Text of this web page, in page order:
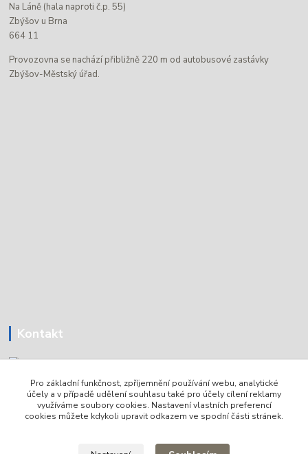
Na Láně (hala naproti č.p. 55)
Zbýšov u Brna
664 11
Provozovna se nachází přibližně 220 m od autobusové zastávky
Zbýšov-Městský úřad.
Kontakt
Tomáš Holoubek
+420736720979
Pro základní funkčnost, zpříjemnění používání webu, analytické
účely a v případě udělení souhlasu také pro účely cílení reklamy
využíváme soubory cookies. Nastavení vlastních preferencí
cookies můžete kdykoli upravit odkazem ve spodní části stránek.